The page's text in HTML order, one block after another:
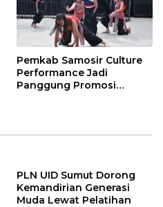
Pemkab Samosir Culture
Performance Jadi
Panggung Promosi
PLN UID Sumut Dorong
Kemandirian Generasi
Muda Lewat Pelatihan